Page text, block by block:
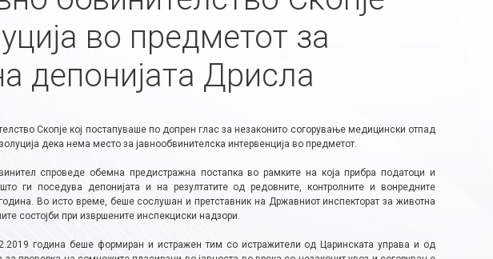
во предметот за
депонијата Дрисла
Скопје кој постапуваше по допрен глас за незаконито согорување медицински отпад
дека нема место за јавнообвинителска интервенција во предметот.
спроведе обемна предистражна постапка во рамките на која прибра податоци и
ги поседува депонијата и на резултатите од редовните, контролните и вонредните
Во исто време, беше сослушан и претставник на Државниот инспекторат за животна
состојби при извршените инспекциски надзори.
година беше формиран и истражен тим со истражители од Царинската управа и од